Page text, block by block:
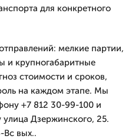
для конкретного
мелкие партии,
и крупногабаритные
стоимости и сроков,
на каждом этапе. Мы
+7 812 30-99-100 и
Дзержинского, 25.
вых..